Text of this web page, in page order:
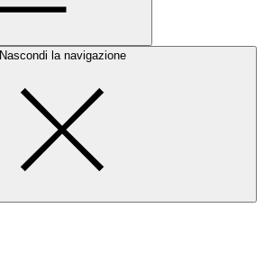
Nascondi la navigazione